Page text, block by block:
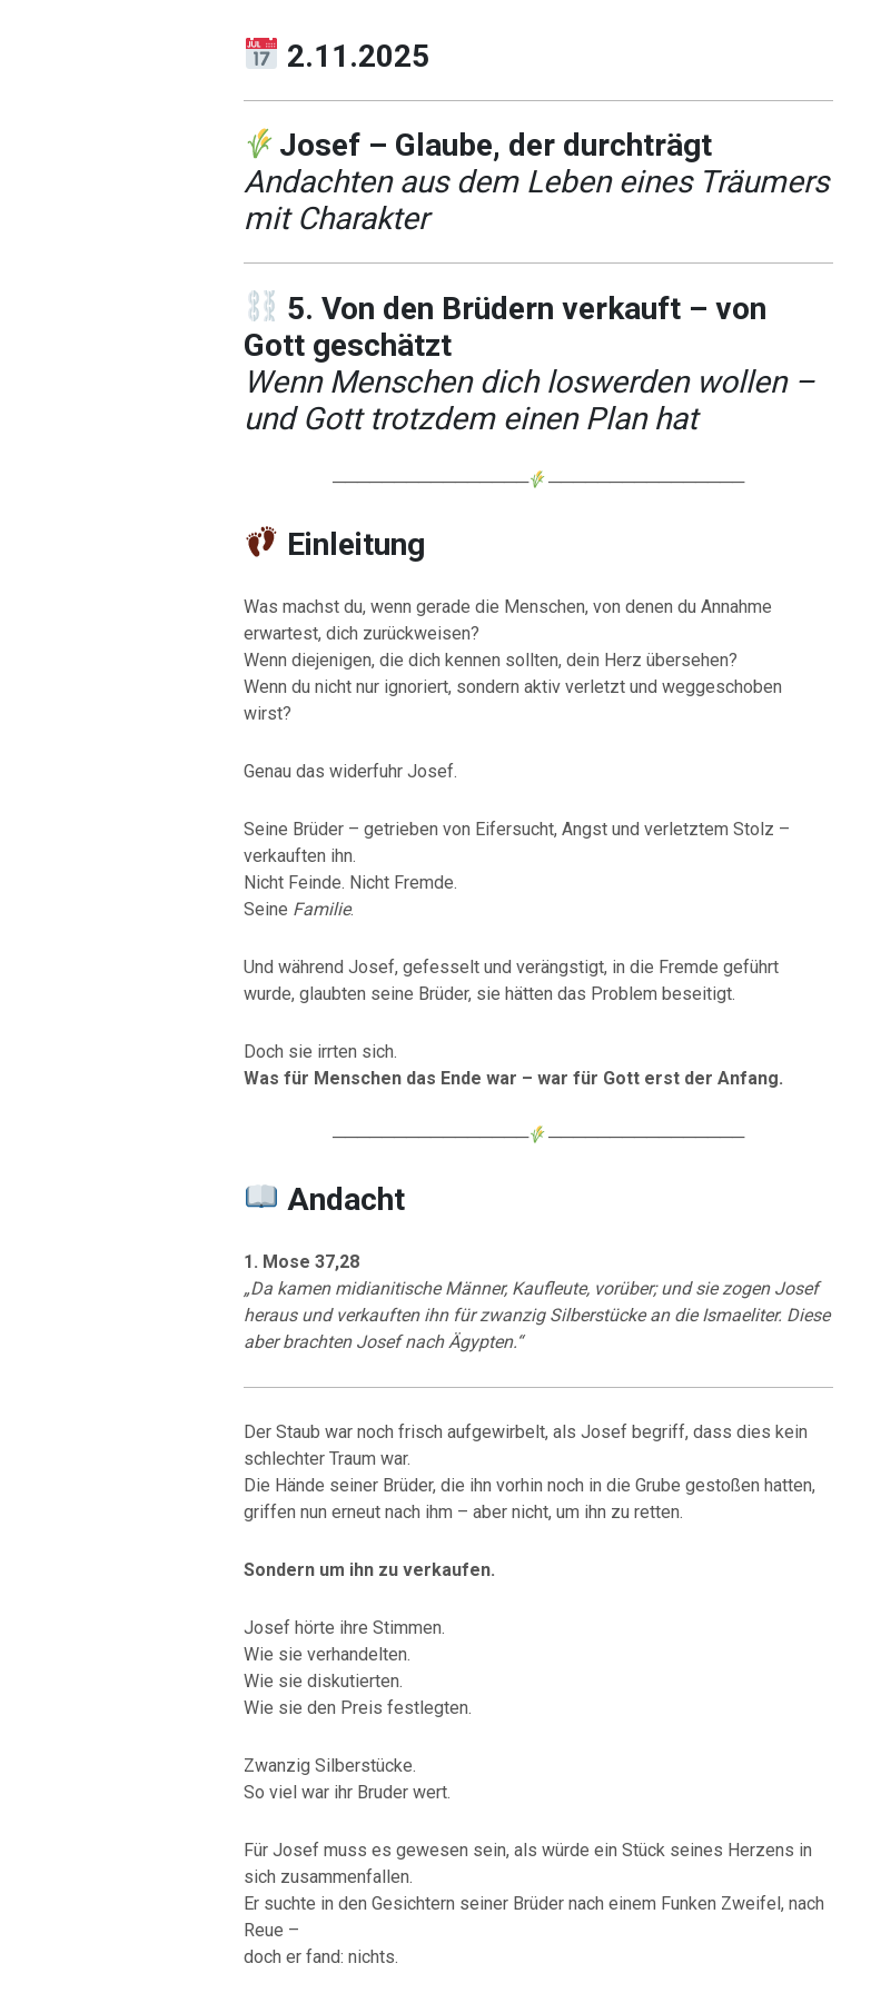
2.11.2025
Josef – Glaube, der durchträgt
Andachten aus dem Leben eines Träumers
mit Charakter
5. Von den Brüdern verkauft – von
Gott geschätzt
Wenn Menschen dich loswerden wollen –
und Gott trotzdem einen Plan hat
──────────────── ────────────────
Einleitung
Was machst du, wenn gerade die Menschen, von denen du Annahme
erwartest, dich zurückweisen?
Wenn diejenigen, die dich kennen sollten, dein Herz übersehen?
Wenn du nicht nur ignoriert, sondern aktiv verletzt und weggeschoben
wirst?
Genau das widerfuhr Josef.
Seine Brüder – getrieben von Eifersucht, Angst und verletztem Stolz –
verkauften ihn.
Nicht Feinde. Nicht Fremde.
Seine Familie.
Und während Josef, gefesselt und verängstigt, in die Fremde geführt
wurde, glaubten seine Brüder, sie hätten das Problem beseitigt.
Doch sie irrten sich.
Was für Menschen das Ende war – war für Gott erst der Anfang.
──────────────── ────────────────
Andacht
1. Mose 37,28
„Da kamen midianitische Männer, Kaufleute, vorüber; und sie zogen Josef
heraus und verkauften ihn für zwanzig Silberstücke an die Ismaeliter. Diese
aber brachten Josef nach Ägypten.“
Der Staub war noch frisch aufgewirbelt, als Josef begriff, dass dies kein
schlechter Traum war.
Die Hände seiner Brüder, die ihn vorhin noch in die Grube gestoßen hatten,
griffen nun erneut nach ihm – aber nicht, um ihn zu retten.
Sondern um ihn zu verkaufen.
Josef hörte ihre Stimmen.
Wie sie verhandelten.
Wie sie diskutierten.
Wie sie den Preis festlegten.
Zwanzig Silberstücke.
So viel war ihr Bruder wert.
Für Josef muss es gewesen sein, als würde ein Stück seines Herzens in
sich zusammenfallen.
Er suchte in den Gesichtern seiner Brüder nach einem Funken Zweifel, nach
Reue –
doch er fand: nichts.